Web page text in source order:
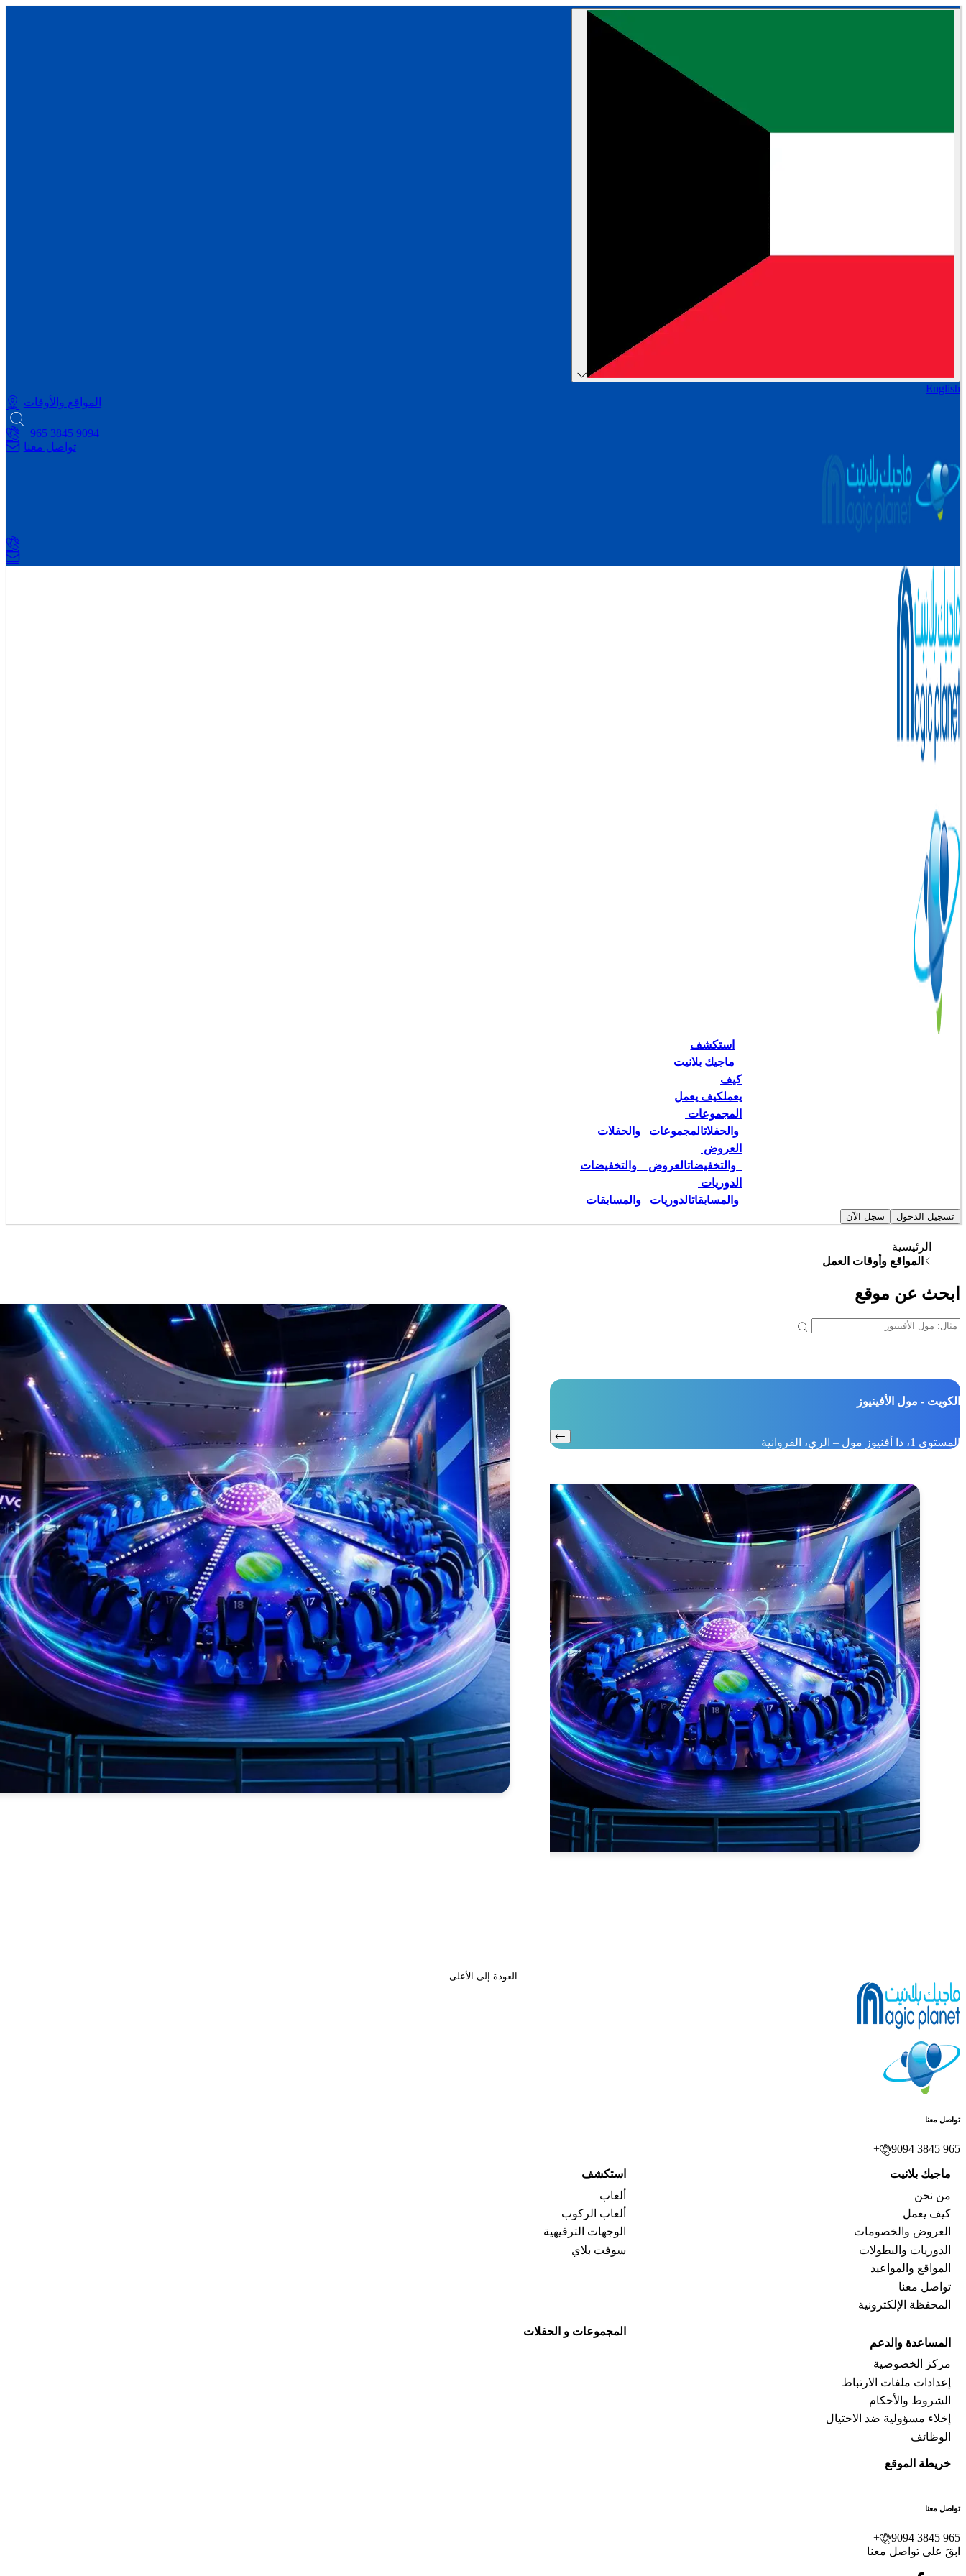
English
المواقع والأوقات
9094 3845 965+
تواصل معنا
استكشف
ماجيك بلانيت
كيف
يعملكيف يعمل
المجموعات
والحفلاتالمجموعات   والحفلات
العروض
  والتخفيضات
العروض    والتخفيضات
الدوريات
والمسابقاتالدوريات   والمسابقات
تسجيل الدخول سجل الآن
الرئيسية
المواقع وأوقات العمل
ابحث عن موقع
الكويت - مول الأفينيوز
المستوى 1، ذا أفنيوز مول – الري، الفروانية
الكويت - مول الأفينيوز
المستوى 1، ذا أفنيوز مول – الري، الفروانية
أوقات العمل
العودة إلى الأعلى
تواصل معنا
9094 3845 965+
ماجيك بلانيت
من نحن
كيف يعمل
العروض والخصومات
الدوريات والبطولات
المواقع والمواعيد
تواصل معنا
المحفظة الإلكترونية
استكشف
ألعاب
ألعاب الركوب
الوجهات الترفيهية
سوفت بلاي
المساعدة والدعم
مركز الخصوصية
إعدادات ملفات الارتباط
الشروط والأحكام
إخلاء مسؤولية ضد الاحتيال
الوظائف
المجموعات و الحفلات
خريطة الموقع
تواصل معنا
9094 3845 965+
ابقَ على تواصل معنا